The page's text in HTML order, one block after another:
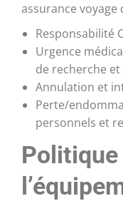
assurance voyage
Responsabilité
Urgence
de recherche
Annulation et
Perte/
personnels et